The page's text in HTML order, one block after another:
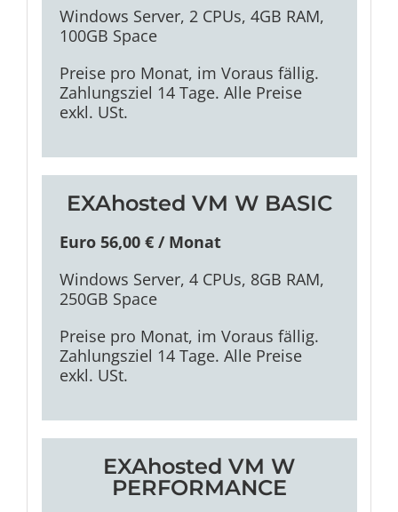
Windows Server, 2 CPUs, 4GB RAM,
100GB Space
Preise pro Monat, im Voraus fällig.
Zahlungsziel 14 Tage. Alle Preise
exkl. USt.
EXAhosted VM W BASIC
Euro 56,00 € / Monat
Windows Server, 4 CPUs, 8GB RAM,
250GB Space
Preise pro Monat, im Voraus fällig.
Zahlungsziel 14 Tage. Alle Preise
exkl. USt.
EXAhosted VM W
PERFORMANCE